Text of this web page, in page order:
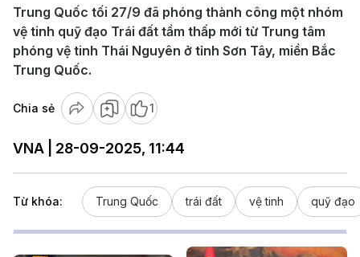
Trung Quốc tối 27/9 đã phóng thành công một nhóm
vệ tinh quỹ đạo Trái đất tầm thấp mới từ Trung tâm
phóng vệ tinh Thái Nguyên ở tỉnh Sơn Tây, miền Bắc
Trung Quốc.
Chia sẻ 1
VNA | 28-09-2025, 11:44
Từ khóa: Trung Quốc trái đất vệ tinh quỹ đạo